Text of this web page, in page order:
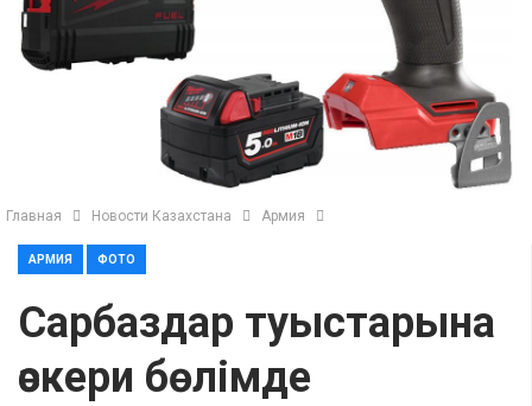
Главная Новости Казахстана Армия
АРМИЯ ФОТО
Сарбаздар туыстарына
әскери бөлімде